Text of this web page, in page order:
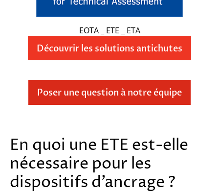
EOTA _ ETE _ ETA
Découvrir les solutions antichutes
Poser une question à notre équipe
Veuillez
laisser
ce
En quoi une ETE est-elle
nécessaire pour les
dispositifs d’ancrage ?